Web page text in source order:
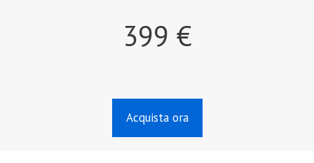
399 €
Acquista ora